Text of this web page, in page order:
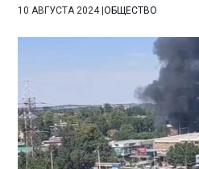
10 АВГУСТА 2024|ОБЩЕСТВО